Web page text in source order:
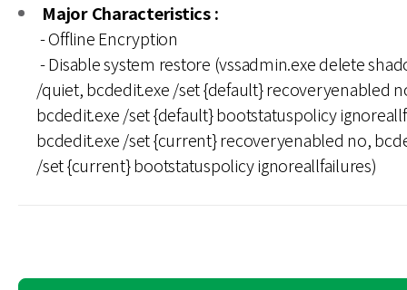
Major Characteristics :
- Offline Encryption
- Disable system restore (vssadmin.exe delete
/quiet, bcdedit.exe /set {default} recoveryenabled
bcdedit.exe /set {default} bootstatuspolicy
bcdedit.exe /set {current} recoveryenabled no,
/set {current} bootstatuspolicy ignoreallfailures)